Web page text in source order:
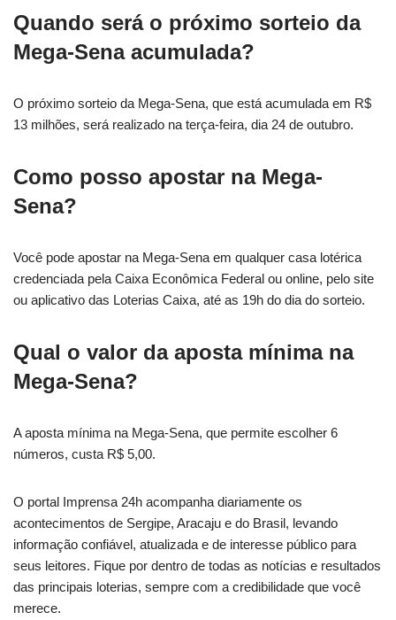
Quando será o próximo sorteio da
Mega-Sena acumulada?
O próximo sorteio da Mega-Sena, que está acumulada em R$
13 milhões, será realizado na terça-feira, dia 24 de outubro.
Como posso apostar na Mega-
Sena?
Você pode apostar na Mega-Sena em qualquer casa lotérica
credenciada pela Caixa Econômica Federal ou online, pelo site
ou aplicativo das Loterias Caixa, até as 19h do dia do sorteio.
Qual o valor da aposta mínima na
Mega-Sena?
A aposta mínima na Mega-Sena, que permite escolher 6
números, custa R$ 5,00.
O portal Imprensa 24h acompanha diariamente os
acontecimentos de Sergipe, Aracaju e do Brasil, levando
informação confiável, atualizada e de interesse público para
seus leitores. Fique por dentro de todas as notícias e resultados
das principais loterias, sempre com a credibilidade que você
merece.